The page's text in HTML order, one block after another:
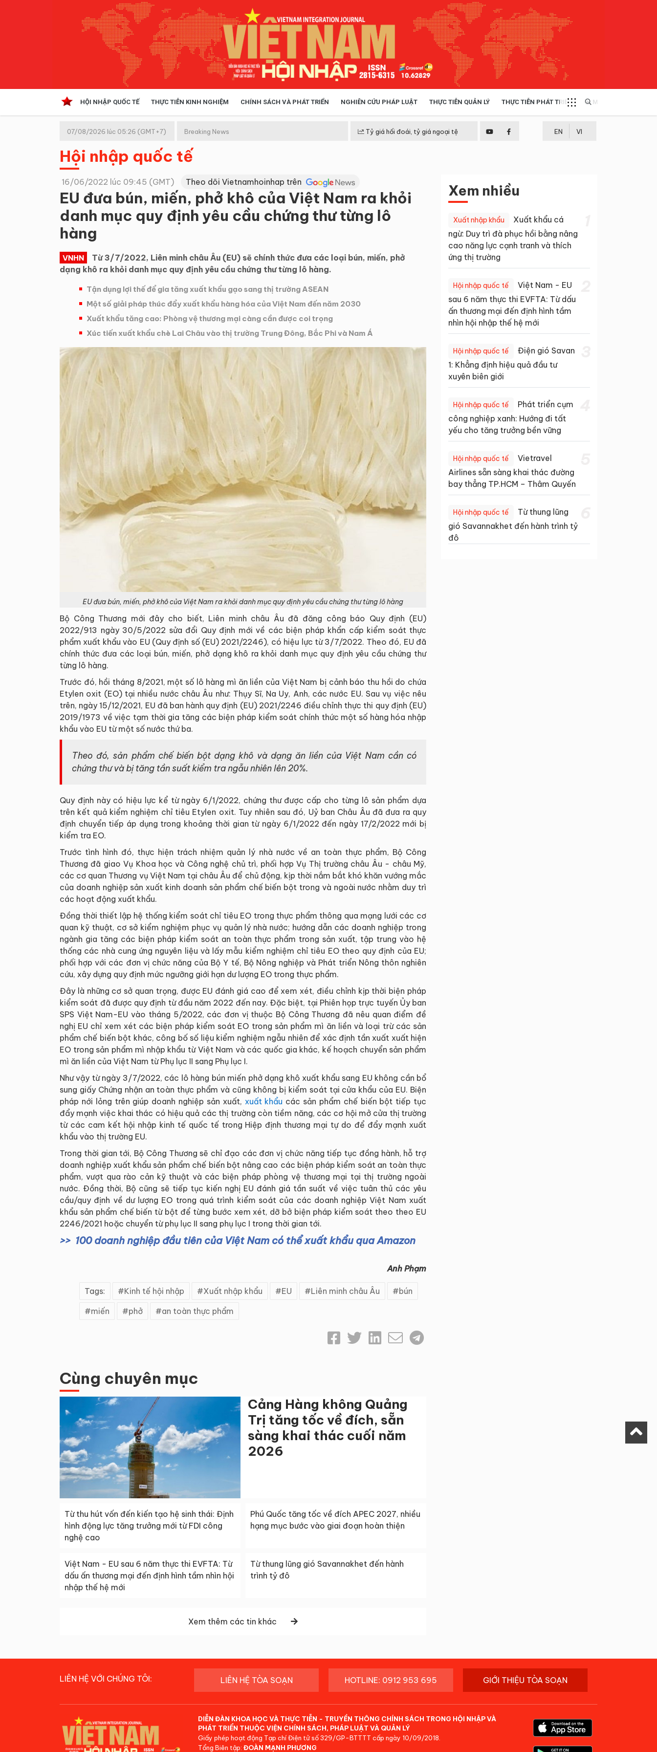
HỘI NHẬP QUỐC TẾ THỰC TIỄN KINH NGHIỆM CHÍNH SÁCH VÀ PHÁT TRIỂN NGHIÊN CỨU PHÁP LUẬT THỰC TIỄN QUẢN LÝ THỰC TIỄN PHÁT TRIỂN MULTIMEDIA
Kinh tế hội nhập
Doanh nghiệp
07/08/2026 lúc 05:26 (GMT+7) Breaking News Tỷ giá hối đoái, tỷ giá ngoại tệ EN VI
Hội nhập quốc tế
16/06/2022 lúc 09:45 (GMT) Theo dõi Vietnamhoinhap trên
EU đưa bún, miến, phở khô của Việt Nam ra khỏi
danh mục quy định yêu cầu chứng thư từng lô
hàng
VNHN
Từ 3/7/2022, Liên minh châu Âu (EU) sẽ chính thức đưa các loại bún, miến, phở
dạng khô ra khỏi danh mục quy định yêu cầu chứng thư từng lô hàng.
Tận dụng lợi thế để gia tăng xuất khẩu gạo sang thị trường ASEAN
Một số giải pháp thúc đẩy xuất khẩu hàng hóa của Việt Nam đến năm 2030
Xuất khẩu tăng cao: Phòng vệ thương mại càng cần được coi trọng
Xúc tiến xuất khẩu chè Lai Châu vào thị trường Trung Đông, Bắc Phi và Nam Á
EU đưa bún, miến, phở khô của Việt Nam ra khỏi danh mục quy định yêu cầu chứng thư từng lô hàng
Bộ Công Thương mới đây cho biết, Liên minh châu Âu đã đăng công báo Quy định (EU)
2022/913 ngày 30/5/2022 sửa đổi Quy định mới về các biện pháp khẩn cấp kiểm soát thực
phẩm xuất khẩu vào EU (Quy định số (EU) 2021/2246), có hiệu lực từ 3/7/2022. Theo đó, EU đã
chính thức đưa các loại bún, miến, phở dạng khô ra khỏi danh mục quy định yêu cầu chứng thư
từng lô hàng.
Trước đó, hồi tháng 8/2021, một số lô hàng mì ăn liền của Việt Nam bị cảnh báo thu hồi do chứa
Etylen oxit (EO) tại nhiều nước châu Âu như: Thụy Sĩ, Na Uy, Anh, các nước EU. Sau vụ việc nêu
trên, ngày 15/12/2021, EU đã ban hành quy định (EU) 2021/2246 điều chỉnh thực thi quy định (EU)
2019/1973 về việc tạm thời gia tăng các biện pháp kiểm soát chính thức một số hàng hóa nhập
khẩu vào EU từ một số nước thứ ba.
Theo đó, sản phẩm chế biến bột dạng khô và dạng ăn liền của Việt Nam cần có
chứng thư và bị tăng tần suất kiểm tra ngẫu nhiên lên 20%.
Quy định này có hiệu lực kể từ ngày 6/1/2022, chứng thư được cấp cho từng lô sản phẩm dựa
trên kết quả kiểm nghiệm chỉ tiêu Etylen oxit. Tuy nhiên sau đó, Uỷ ban Châu Âu đã đưa ra quy
định chuyển tiếp áp dụng trong khoảng thời gian từ ngày 6/1/2022 đến ngày 17/2/2022 mới bị
kiểm tra EO.
Trước tình hình đó, thực hiện trách nhiệm quản lý nhà nước về an toàn thực phẩm, Bộ Công
Thương đã giao Vụ Khoa học và Công nghệ chủ trì, phối hợp Vụ Thị trường châu Âu - châu Mỹ,
các cơ quan Thương vụ Việt Nam tại châu Âu để chủ động, kịp thời nắm bắt khó khăn vướng mắc
của doanh nghiệp sản xuất kinh doanh sản phẩm chế biến bột trong và ngoài nước nhằm duy trì
các hoạt động xuất khẩu.
Đồng thời thiết lập hệ thống kiểm soát chỉ tiêu EO trong thực phẩm thông qua mạng lưới các cơ
quan kỹ thuật, cơ sở kiểm nghiệm phục vụ quản lý nhà nước; hướng dẫn các doanh nghiệp trong
ngành gia tăng các biện pháp kiểm soát an toàn thực phẩm trong sản xuất, tập trung vào hệ
thống các nhà cung ứng nguyên liệu và lấy mẫu kiểm nghiệm chỉ tiêu EO theo quy định của EU;
phối hợp với các đơn vị chức năng của Bộ Y tế, Bộ Nông nghiệp và Phát triển Nông thôn nghiên
cứu, xây dựng quy định mức ngưỡng giới hạn dư lượng EO trong thực phẩm.
Đây là những cơ sở quan trọng, được EU đánh giá cao để xem xét, điều chỉnh kịp thời biện pháp
kiểm soát đã được quy định từ đầu năm 2022 đến nay. Đặc biệt, tại Phiên họp trực tuyến Ủy ban
SPS Việt Nam-EU vào tháng 5/2022, các đơn vị thuộc Bộ Công Thương đã nêu quan điểm đề
nghị EU chỉ xem xét các biện pháp kiểm soát EO trong sản phẩm mì ăn liền và loại trừ các sản
phẩm chế biến bột khác, công bố số liệu kiểm nghiệm ngẫu nhiên để xác định tần xuất xuất hiện
EO trong sản phẩm mì nhập khẩu từ Việt Nam và các quốc gia khác, kế hoạch chuyển sản phẩm
mì ăn liền của Việt Nam từ Phụ lục II sang Phụ lục I.
Như vậy từ ngày 3/7/2022, các lô hàng bún miến phở dạng khô xuất khẩu sang EU không cần bổ
sung giấy Chứng nhận an toàn thực phẩm và cũng không bị kiểm soát tại cửa khẩu của EU. Biện
pháp nới lỏng trên giúp doanh nghiệp sản xuất, xuất khẩu các sản phẩm chế biến bột tiếp tục
đẩy mạnh việc khai thác có hiệu quả các thị trường còn tiềm năng, các cơ hội mở cửa thị trường
từ các cam kết hội nhập kinh tế quốc tế trong Hiệp định thương mại tự do để đẩy mạnh xuất
khẩu vào thị trường EU.
Trong thời gian tới, Bộ Công Thương sẽ chỉ đạo các đơn vị chức năng tiếp tục đồng hành, hỗ trợ
doanh nghiệp xuất khẩu sản phẩm chế biến bột nâng cao các biện pháp kiểm soát an toàn thực
phẩm, vượt qua rào cản kỹ thuật và các biện pháp phòng vệ thương mại tại thị trường ngoài
nước. Đồng thời, Bộ cũng sẽ tiếp tục kiến nghị EU đánh giá tần suất về việc tuân thủ các yêu
cầu/quy định về dư lượng EO trong quá trình kiểm soát của các doanh nghiệp Việt Nam xuất
khẩu sản phẩm chế biến từ bột để từng bước xem xét, dỡ bở biện pháp kiểm soát theo theo EU
2246/2021 hoặc chuyển từ phụ lục II sang phụ lục I trong thời gian tới.
100 doanh nghiệp đầu tiên của Việt Nam có thể xuất khẩu qua Amazon
Anh Phạm
Tags: Kinh tế hội nhập Xuất nhập khẩu EU Liên minh châu Âu bún
miến phở an toàn thực phẩm
Cùng chuyên mục
Cảng Hàng không Quảng
Trị tăng tốc về đích, sẵn
sàng khai thác cuối năm
2026
Từ thu hút vốn đến kiến tạo hệ sinh thái: Định
hình động lực tăng trưởng mới từ FDI công
nghệ cao
Phú Quốc tăng tốc về đích APEC 2027, nhiều
hạng mục bước vào giai đoạn hoàn thiện
Việt Nam - EU sau 6 năm thực thi EVFTA: Từ
dấu ấn thương mại đến định hình tầm nhìn hội
nhập thế hệ mới
Từ thung lũng gió Savannakhet đến hành
trình tỷ đô
Xem thêm các tin khác
Xem nhiều
Xuất nhập khẩu
Xuất khẩu cá
ngừ: Duy trì đà phục hồi bằng nâng
cao năng lực cạnh tranh và thích
ứng thị trường
Hội nhập quốc tế
Việt Nam - EU
sau 6 năm thực thi EVFTA: Từ dấu
ấn thương mại đến định hình tầm
nhìn hội nhập thế hệ mới
Hội nhập quốc tế
Điện gió Savan
1: Khẳng định hiệu quả đầu tư
xuyên biên giới
Hội nhập quốc tế
Phát triển cụm
công nghiệp xanh: Hướng đi tất
yếu cho tăng trưởng bền vững
Hội nhập quốc tế
Vietravel
Airlines sẵn sàng khai thác đường
bay thẳng TP.HCM – Thâm Quyến
Hội nhập quốc tế
Từ thung lũng
gió Savannakhet đến hành trình tỷ
đô
LIÊN HỆ VỚI CHÚNG TÔI: LIÊN HỆ TÒA SOẠN HOTLINE: 0912 953 695 GIỚI THIỆU TÒA SOẠN
DIỄN ĐÀN KHOA HỌC VÀ THỰC TIỄN - TRUYỀN THÔNG CHÍNH SÁCH TRONG HỘI NHẬP VÀ
PHÁT TRIỂN THUỘC VIỆN CHÍNH SÁCH, PHÁP LUẬT VÀ QUẢN LÝ
Giấy phép hoạt động Tạp chí Điện tử số 329/GP-BTTTT cấp ngày 10/09/2018.
Tổng Biên tập: ĐOÀN MẠNH PHƯƠNG